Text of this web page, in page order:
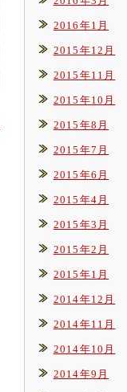
2016年1月
2015年12月
2015年11月
2015年10月
2015年8月
2015年7月
2015年6月
2015年4月
2015年3月
2015年2月
2015年1月
2014年12月
2014年11月
2014年10月
2014年9月